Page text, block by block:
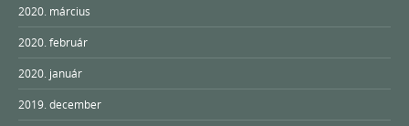
2020. március
2020. február
2020. január
2019. december